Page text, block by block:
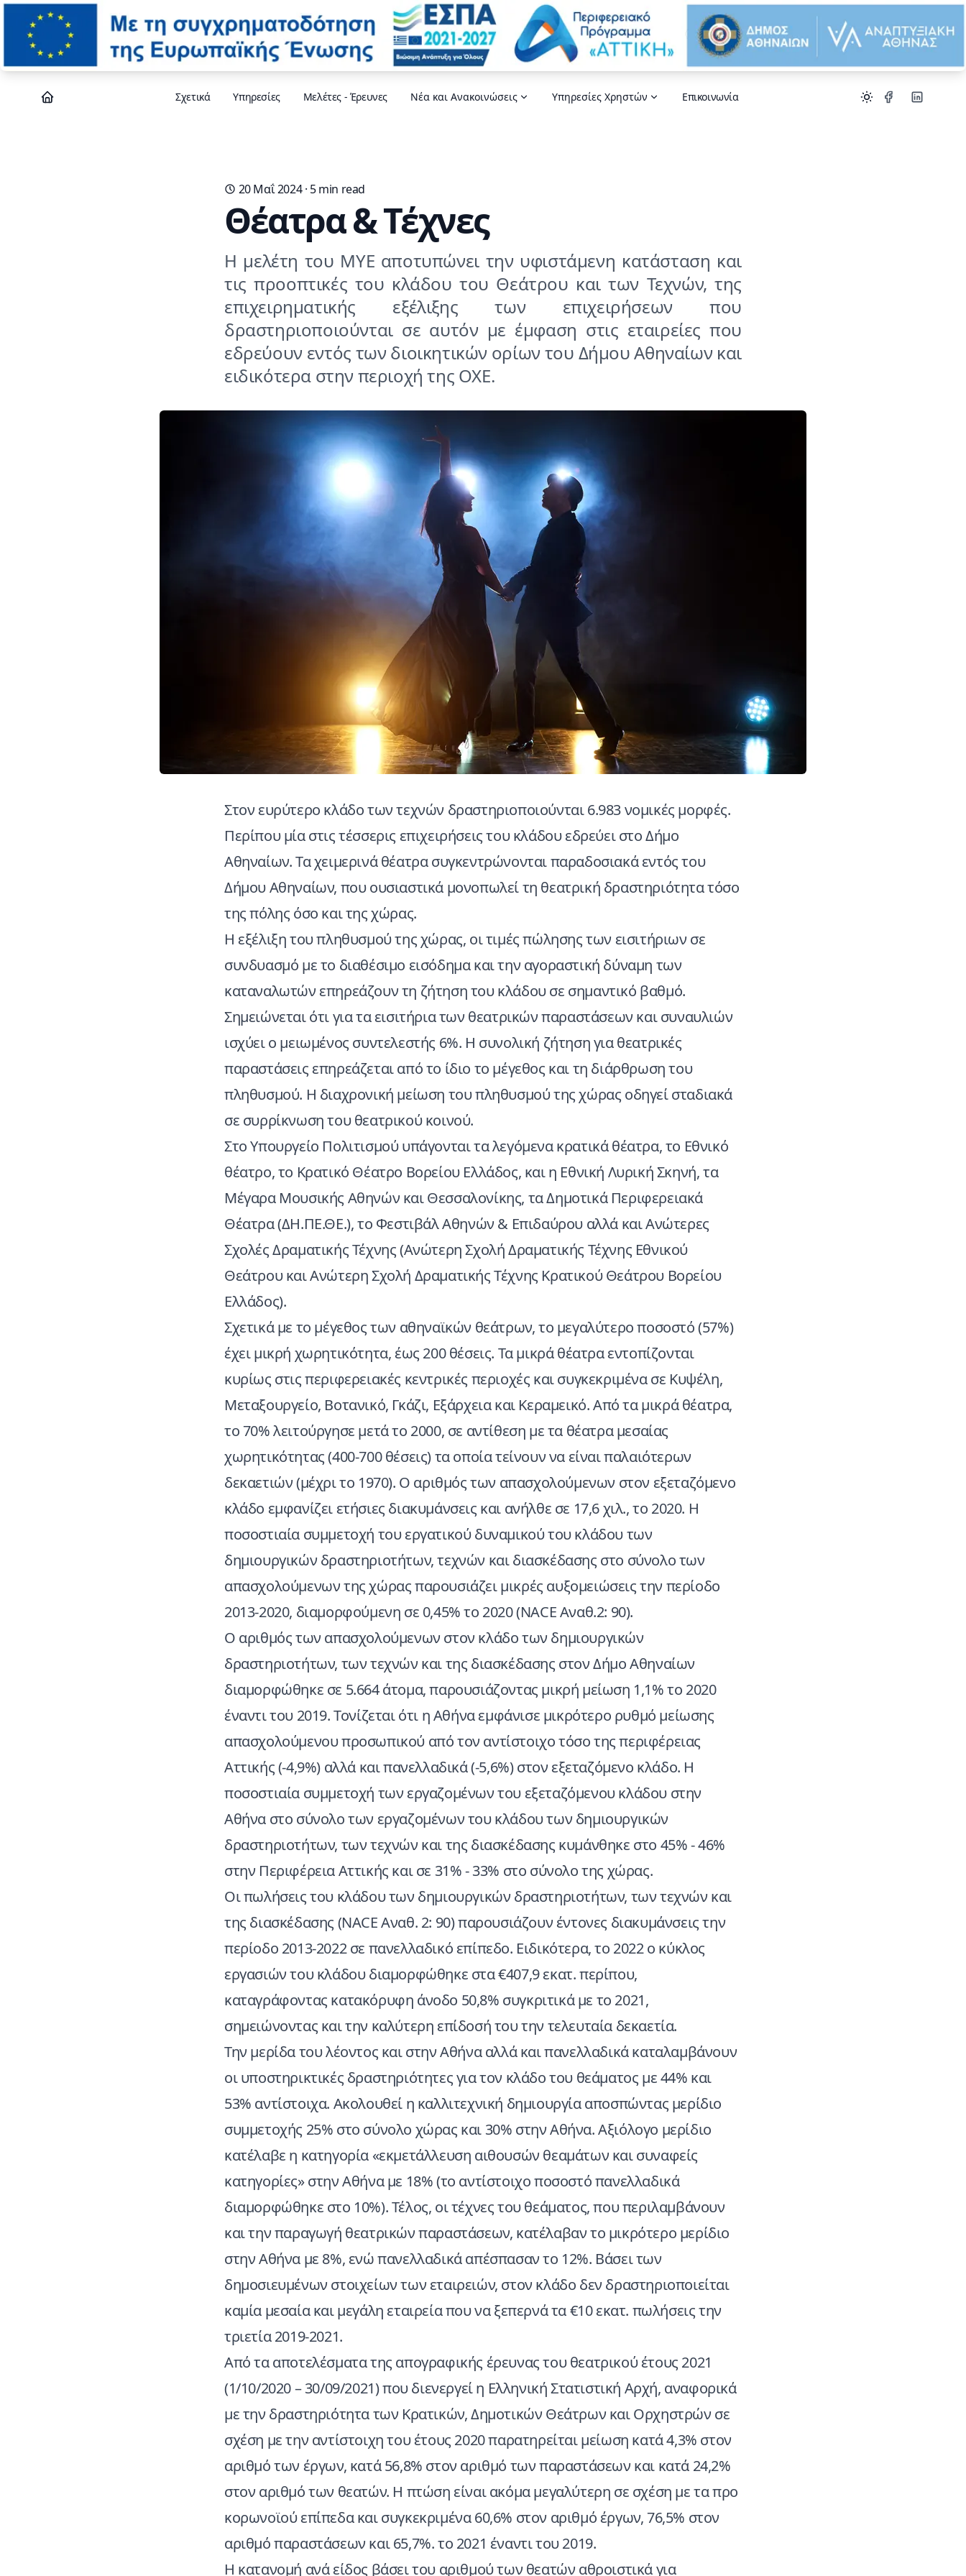
Σχετικά Υπηρεσίες Μελέτες - Έρευνες Νέα και Ανακοινώσεις Υπηρεσίες Χρηστών Επικοινωνία
20 Μαΐ 2024· 5 min read
Θέατρα & Τέχνες
Η μελέτη του ΜΥΕ αποτυπώνει την υφιστάμενη κατάσταση και
τις προοπτικές του κλάδου του Θεάτρου και των Τεχνών, της
επιχειρηματικής εξέλιξης των επιχειρήσεων που
δραστηριοποιούνται σε αυτόν με έμφαση στις εταιρείες που
εδρεύουν εντός των διοικητικών ορίων του Δήμου Αθηναίων και
ειδικότερα στην περιοχή της ΟΧΕ.
Στον ευρύτερο κλάδο των τεχνών δραστηριοποιούνται 6.983 νομικές μορφές.
Περίπου μία στις τέσσερις επιχειρήσεις του κλάδου εδρεύει στο Δήμο
Αθηναίων. Τα χειμερινά θέατρα συγκεντρώνονται παραδοσιακά εντός του
Δήμου Αθηναίων, που ουσιαστικά μονοπωλεί τη θεατρική δραστηριότητα τόσο
της πόλης όσο και της χώρας.
Η εξέλιξη του πληθυσμού της χώρας, οι τιμές πώλησης των εισιτήριων σε
συνδυασμό με το διαθέσιμο εισόδημα και την αγοραστική δύναμη των
καταναλωτών επηρεάζουν τη ζήτηση του κλάδου σε σημαντικό βαθμό.
Σημειώνεται ότι για τα εισιτήρια των θεατρικών παραστάσεων και συναυλιών
ισχύει ο μειωμένος συντελεστής 6%. Η συνολική ζήτηση για θεατρικές
παραστάσεις επηρεάζεται από το ίδιο το μέγεθος και τη διάρθρωση του
πληθυσμού. Η διαχρονική μείωση του πληθυσμού της χώρας οδηγεί σταδιακά
σε συρρίκνωση του θεατρικού κοινού.
Στο Υπουργείο Πολιτισμού υπάγονται τα λεγόμενα κρατικά θέατρα, το Εθνικό
θέατρο, το Κρατικό Θέατρο Βορείου Ελλάδος, και η Εθνική Λυρική Σκηνή, τα
Μέγαρα Μουσικής Αθηνών και Θεσσαλονίκης, τα Δημοτικά Περιφερειακά
Θέατρα (ΔΗ.ΠΕ.ΘΕ.), το Φεστιβάλ Αθηνών & Επιδαύρου αλλά και Ανώτερες
Σχολές Δραματικής Τέχνης (Ανώτερη Σχολή Δραματικής Τέχνης Εθνικού
Θεάτρου και Ανώτερη Σχολή Δραματικής Τέχνης Κρατικού Θεάτρου Βορείου
Ελλάδος).
Σχετικά με το μέγεθος των αθηναϊκών θεάτρων, το μεγαλύτερο ποσοστό (57%)
έχει μικρή χωρητικότητα, έως 200 θέσεις. Τα μικρά θέατρα εντοπίζονται
κυρίως στις περιφερειακές κεντρικές περιοχές και συγκεκριμένα σε Κυψέλη,
Μεταξουργείο, Βοτανικό, Γκάζι, Εξάρχεια και Κεραμεικό. Από τα μικρά θέατρα,
το 70% λειτούργησε μετά το 2000, σε αντίθεση με τα θέατρα μεσαίας
χωρητικότητας (400-700 θέσεις) τα οποία τείνουν να είναι παλαιότερων
δεκαετιών (μέχρι το 1970). Ο αριθμός των απασχολούμενων στον εξεταζόμενο
κλάδο εμφανίζει ετήσιες διακυμάνσεις και ανήλθε σε 17,6 χιλ., το 2020. Η
ποσοστιαία συμμετοχή του εργατικού δυναμικού του κλάδου των
δημιουργικών δραστηριοτήτων, τεχνών και διασκέδασης στο σύνολο των
απασχολούμενων της χώρας παρουσιάζει μικρές αυξομειώσεις την περίοδο
2013-2020, διαμορφούμενη σε 0,45% το 2020 (NACE Αναθ.2: 90).
Ο αριθμός των απασχολούμενων στον κλάδο των δημιουργικών
δραστηριοτήτων, των τεχνών και της διασκέδασης στον Δήμο Αθηναίων
διαμορφώθηκε σε 5.664 άτομα, παρουσιάζοντας μικρή μείωση 1,1% το 2020
έναντι του 2019. Τονίζεται ότι η Αθήνα εμφάνισε μικρότερο ρυθμό μείωσης
απασχολούμενου προσωπικού από τον αντίστοιχο τόσο της περιφέρειας
Αττικής (-4,9%) αλλά και πανελλαδικά (-5,6%) στον εξεταζόμενο κλάδο. Η
ποσοστιαία συμμετοχή των εργαζομένων του εξεταζόμενου κλάδου στην
Αθήνα στο σύνολο των εργαζομένων του κλάδου των δημιουργικών
δραστηριοτήτων, των τεχνών και της διασκέδασης κυμάνθηκε στο 45% - 46%
στην Περιφέρεια Αττικής και σε 31% - 33% στο σύνολο της χώρας.
Οι πωλήσεις του κλάδου των δημιουργικών δραστηριοτήτων, των τεχνών και
της διασκέδασης (NACE Αναθ. 2: 90) παρουσιάζουν έντονες διακυμάνσεις την
περίοδο 2013-2022 σε πανελλαδικό επίπεδο. Ειδικότερα, το 2022 ο κύκλος
εργασιών του κλάδου διαμορφώθηκε στα €407,9 εκατ. περίπου,
καταγράφοντας κατακόρυφη άνοδο 50,8% συγκριτικά με το 2021,
σημειώνοντας και την καλύτερη επίδοσή του την τελευταία δεκαετία.
Την μερίδα του λέοντος και στην Αθήνα αλλά και πανελλαδικά καταλαμβάνουν
οι υποστηρικτικές δραστηριότητες για τον κλάδο του θεάματος με 44% και
53% αντίστοιχα. Ακολουθεί η καλλιτεχνική δημιουργία αποσπώντας μερίδιο
συμμετοχής 25% στο σύνολο χώρας και 30% στην Αθήνα. Αξιόλογο μερίδιο
κατέλαβε η κατηγορία «εκμετάλλευση αιθουσών θεαμάτων και συναφείς
κατηγορίες» στην Αθήνα με 18% (το αντίστοιχο ποσοστό πανελλαδικά
διαμορφώθηκε στο 10%). Τέλος, οι τέχνες του θεάματος, που περιλαμβάνουν
και την παραγωγή θεατρικών παραστάσεων, κατέλαβαν το μικρότερο μερίδιο
στην Αθήνα με 8%, ενώ πανελλαδικά απέσπασαν το 12%. Βάσει των
δημοσιευμένων στοιχείων των εταιρειών, στον κλάδο δεν δραστηριοποιείται
καμία μεσαία και μεγάλη εταιρεία που να ξεπερνά τα €10 εκατ. πωλήσεις την
τριετία 2019-2021.
Από τα αποτελέσματα της απογραφικής έρευνας του θεατρικού έτους 2021
(1/10/2020 – 30/09/2021) που διενεργεί η Ελληνική Στατιστική Αρχή, αναφορικά
με την δραστηριότητα των Κρατικών, Δημοτικών Θεάτρων και Ορχηστρών σε
σχέση με την αντίστοιχη του έτους 2020 παρατηρείται μείωση κατά 4,3% στον
αριθμό των έργων, κατά 56,8% στον αριθμό των παραστάσεων και κατά 24,2%
στον αριθμό των θεατών. Η πτώση είναι ακόμα μεγαλύτερη σε σχέση με τα προ
κορωνοϊού επίπεδα και συγκεκριμένα 60,6% στον αριθμό έργων, 76,5% στον
αριθμό παραστάσεων και 65,7%. το 2021 έναντι του 2019.
Η κατανομή ανά είδος βάσει του αριθμού των θεατών αθροιστικά για